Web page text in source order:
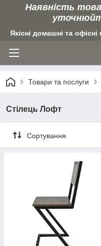
Наявність
Якісні домашні та
Товари та послуги
Стілець Лофт
Сортування